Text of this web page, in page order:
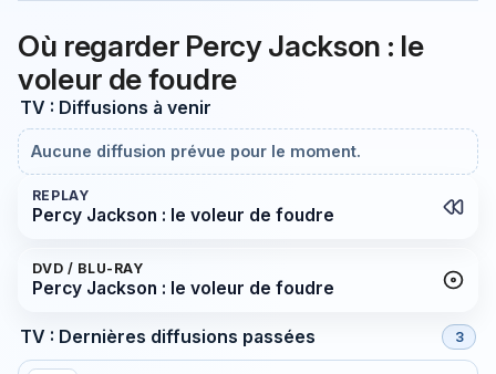
Où regarder Percy Jackson : le
voleur de foudre
TV : Diffusions à venir
Aucune diffusion prévue pour le moment.
REPLAY
Percy Jackson : le voleur de foudre
DVD / BLU-RAY
Percy Jackson : le voleur de foudre
TV : Dernières diffusions passées 3